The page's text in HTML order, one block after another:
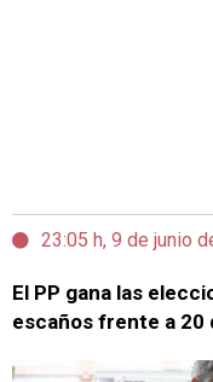
23:05 h, 9 de junio
El PP gana las
escaños frente a 20